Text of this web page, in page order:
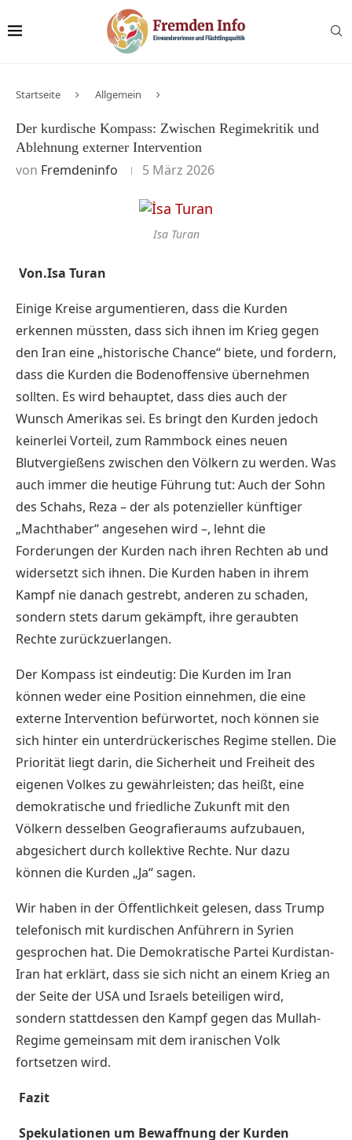
Startseite Allgemein
Der kurdische Kompass: Zwischen Regimekritik und
Ablehnung externer Intervention
von Fremdeninfo 5 März 2026
Isa Turan
Von.Isa Turan
Einige Kreise argumentieren, dass die Kurden
erkennen müssten, dass sich ihnen im Krieg gegen
den Iran eine „historische Chance“ biete, und fordern,
dass die Kurden die Bodenoffensive übernehmen
sollten. Es wird behauptet, dass dies auch der
Wunsch Amerikas sei. Es bringt den Kurden jedoch
keinerlei Vorteil, zum Rammbock eines neuen
Blutvergießens zwischen den Völkern zu werden. Was
auch immer die heutige Führung tut: Auch der Sohn
des Schahs, Reza – der als potenzieller künftiger
„Machthaber“ angesehen wird –, lehnt die
Forderungen der Kurden nach ihren Rechten ab und
widersetzt sich ihnen. Die Kurden haben in ihrem
Kampf nie danach gestrebt, anderen zu schaden,
sondern stets darum gekämpft, ihre geraubten
Rechte zurückzuerlangen.
Der Kompass ist eindeutig: Die Kurden im Iran
können weder eine Position einnehmen, die eine
externe Intervention befürwortet, noch können sie
sich hinter ein unterdrückerisches Regime stellen. Die
Priorität liegt darin, die Sicherheit und Freiheit des
eigenen Volkes zu gewährleisten; das heißt, eine
demokratische und friedliche Zukunft mit den
Völkern desselben Geografieraums aufzubauen,
abgesichert durch kollektive Rechte. Nur dazu
können die Kurden „Ja“ sagen.
Wir haben in der Öffentlichkeit gelesen, dass Trump
telefonisch mit kurdischen Anführern in Syrien
gesprochen hat. Die Demokratische Partei Kurdistan-
Iran hat erklärt, dass sie sich nicht an einem Krieg an
der Seite der USA und Israels beteiligen wird,
sondern stattdessen den Kampf gegen das Mullah-
Regime gemeinsam mit dem iranischen Volk
fortsetzen wird.
Fazit
Spekulationen um Bewaffnung der Kurden